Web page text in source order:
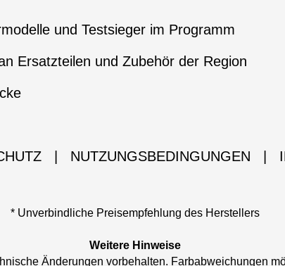
und Testsieger im Programm
Ersatzteilen und Zubehör der Region
NUTZUNGSBEDINGUNGEN
* Unverbindliche Preisempfehlung des Herstellers
Weitere Hinweise
Änderungen vorbehalten. Farbabweichungen